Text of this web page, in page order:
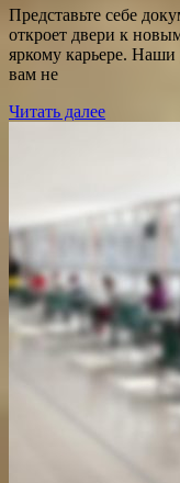
Представьте себе
откроет двери к
яркому карьере.
вам не
Читать далее